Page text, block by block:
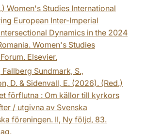
Women's Studies International
European Inter-Imperial
Dynamics in the 2024
Women's Studies
Elsevier.
Fallberg Sundmark, S.,
D. & Sidenvall, E. (2026). (Red.)
förflutna : Om källor till kyrkors
/ utgivna av Svenska
föreningen. II, Ny följd, 83.